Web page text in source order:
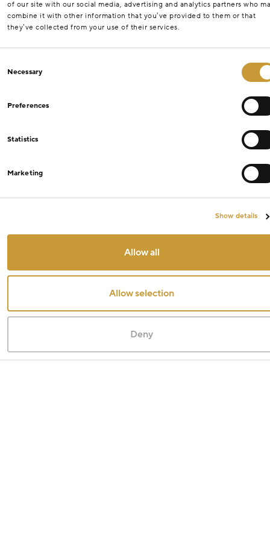
of our site with our social media, advertising and analytics partners who
combine it with other information that you’ve provided to them or that
they’ve collected from your use of their services.
Selection
Necessary
Preferences
Statistics
Marketing
Show details
Allow all
Allow selection
Deny